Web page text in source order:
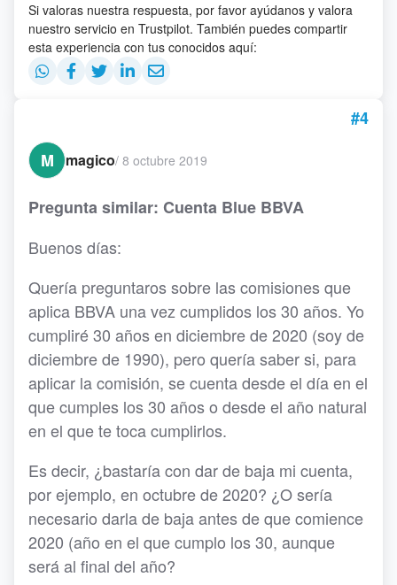
Si valoras nuestra respuesta, por favor ayúdanos y valora
nuestro servicio en Trustpilot. También puedes compartir
esta experiencia con tus conocidos aquí:
#4
M
magico/ 8 octubre 2019
Pregunta similar: Cuenta Blue BBVA
Buenos días:
Quería preguntaros sobre las comisiones que
aplica BBVA una vez cumplidos los 30 años. Yo
cumpliré 30 años en diciembre de 2020 (soy de
diciembre de 1990), pero quería saber si, para
aplicar la comisión, se cuenta desde el día en el
que cumples los 30 años o desde el año natural
en el que te toca cumplirlos.
Es decir, ¿bastaría con dar de baja mi cuenta,
por ejemplo, en octubre de 2020? ¿O sería
necesario darla de baja antes de que comience
2020 (año en el que cumplo los 30, aunque
será al final del año?